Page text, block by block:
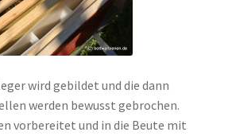
wird gebildet und die dann
werden bewusst gebrochen.
vorbereitet und in die Beute mit